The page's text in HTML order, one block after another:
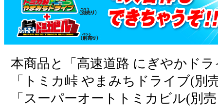
本商品と「高速道路 にぎやかド
「トミカ峠 やまみちドライブ(別
「スーパーオートトミカビル(別